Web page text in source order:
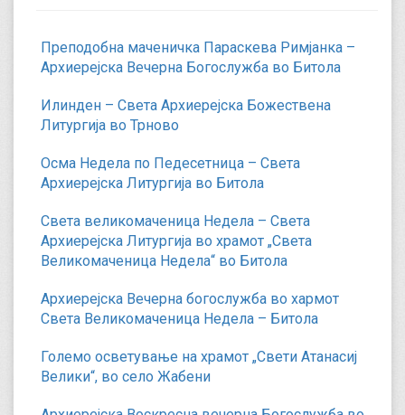
Преподобна маченичка Параскева Римјанка –
Архиерејска Вечерна Богослужба во Битола
Илинден – Света Архиерејска Божествена
Литургија во Трново
Осма Недела по Педесетница – Света
Архиерејска Литургија во Битола
Света великомаченица Недела – Света
Архиерејска Литургија во храмот „Света
Великомаченица Недела“ во Битола
Архиерејска Вечерна богослужба во хармот
Света Великомаченица Недела – Битола
Големо осветување на храмот „Свети Атанасиј
Велики“, во село Жабени